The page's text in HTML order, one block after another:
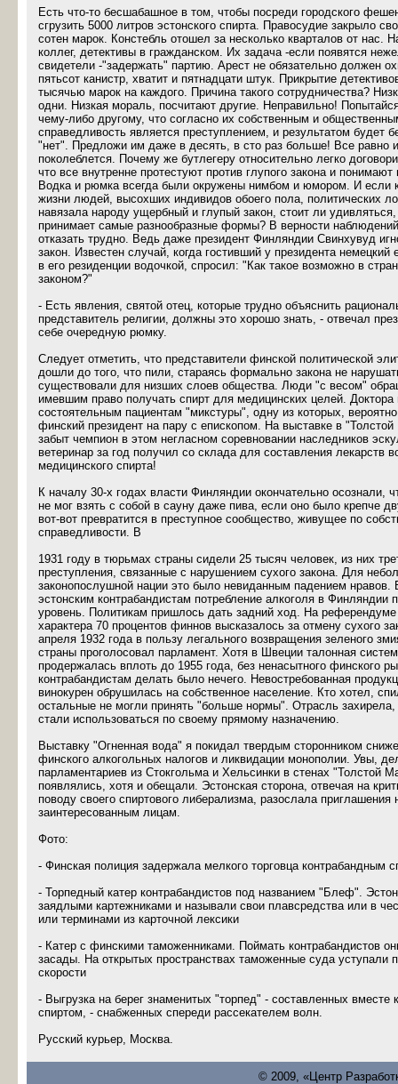
Есть что-то бесшабашное в том, чтобы посреди городского
сгрузить 5000 литров эстонского спирта. Правосудие закрыло
сотен марок. Констебль отошел за несколько кварталов от нас.
коллег, детективы в гражданском. Их задача -если появятся
свидетели -"задержать" партию. Арест не обязательно должен
пятьсот канистр, хватит и пятнадцати штук. Прикрытие
тысячью марок на каждого. Причина такого сотрудничества?
одни. Низкая мораль, посчитают другие. Неправильно!
чему-либо другому, что согласно их собственным и
справедливость является преступлением, и результатом будет
"нет". Предложи им даже в десять, в сто раз больше! Все равно
поколеблется. Почему же бутлегеру относительно легко
что все внутренне протестуют против глупого закона и
Водка и рюмка всегда были окружены нимбом и юмором. И если
жизни людей, высохших индивидов обоего пола, политических
навязала народу ущербный и глупый закон, стоит ли удивляться,
принимает самые разнообразные формы? В верности
отказать трудно. Ведь даже президент Финляндии Свинхувуд
закон. Известен случай, когда гостивший у президента немецкий
в его резиденции водочкой, спросил: "Как такое возможно в
законом?"
- Есть явления, святой отец, которые трудно объяснить
представитель религии, должны это хорошо знать, - отвечал
себе очередную рюмку.
Следует отметить, что представители финской политической
дошли до того, что пили, стараясь формально закона не
существовали для низших слоев общества. Люди "с весом"
имевшим право получать спирт для медицинских целей.
состоятельным пациентам "микстуры", одну из которых,
финский президент на пару с епископом. На выставке в "Толстой
забыт чемпион в этом негласном соревновании наследников
ветеринар за год получил со склада для составления лекарств
медицинского спирта!
К началу 30-х годах власти Финляндии окончательно осознали,
не мог взять с собой в сауну даже пива, если оно было крепче
вот-вот превратится в преступное сообщество, живущее по
справедливости. В
1931 году в тюрьмах страны сидели 25 тысяч человек, из них
преступления, связанные с нарушением сухого закона. Для
законопослушной нации это было невиданным падением нравов.
эстонским контрабандистам потребление алкоголя в Финляндии
уровень. Политикам пришлось дать задний ход. На
характера 70 процентов финнов высказалось за отмену сухого
апреля 1932 года в пользу легального возвращения зеленого
страны проголосовал парламент. Хотя в Швеции талонная
продержалась вплоть до 1955 года, без ненасытного финского
контрабандистам делать было нечего. Невостребованная
винокурен обрушилась на собственное население. Кто хотел,
остальные не могли принять "больше нормы". Отрасль
стали использоваться по своему прямому назначению.
Выставку "Огненная вода" я покидал твердым сторонником
финского алкогольных налогов и ликвидации монополии. Увы,
парламентариев из Стокгольма и Хельсинки в стенах "Толстой
появлялись, хотя и обещали. Эстонская сторона, отвечая на
поводу своего спиртового либерализма, разослала приглашения
заинтересованным лицам.
Фото:
- Финская полиция задержала мелкого торговца контрабандным
- Торпедный катер контрабандистов под названием "Блеф".
заядлыми картежниками и называли свои плавсредства или в
или терминами из карточной лексики
- Катер с финскими таможенниками. Поймать контрабандистов
засады. На открытых пространствах таможенные суда уступали
скорости
- Выгрузка на берег знаменитых "торпед" - составленных вместе
спиртом, - снабженных спереди рассекателем волн.
Русский курьер, Москва.
© 2009, «Центр